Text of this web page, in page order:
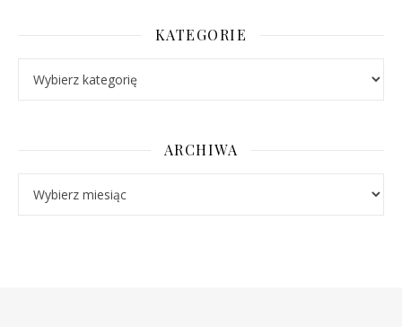
KATEGORIE
ARCHIWA